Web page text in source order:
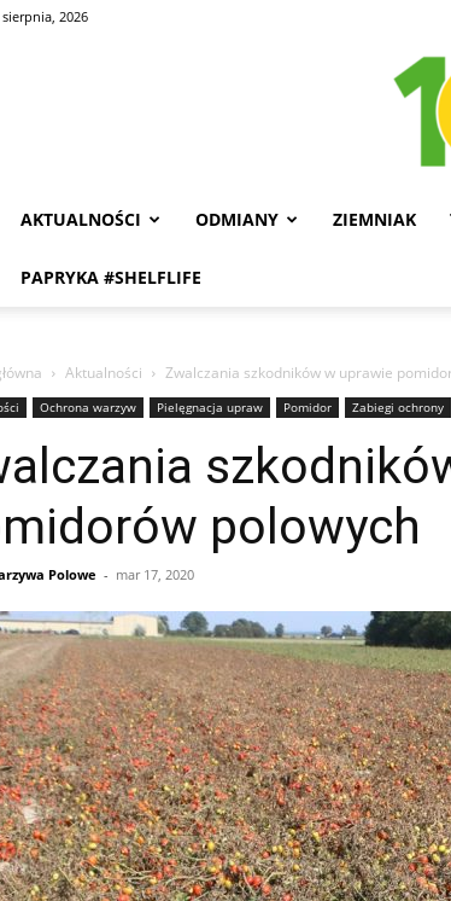
2026
AKTUALNOŚCI ODMIANY ZIEMNIAK
PAPRYKA #SHELFLIFE
Aktualności Zwalczania szkodników w uprawie
Ochrona warzyw Pielęgnacja upraw Pomidor Zabiegi ochrony
polowych
Polowe - mar 17, 2020